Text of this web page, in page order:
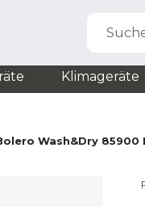
Klimageräte
Wash&Dry